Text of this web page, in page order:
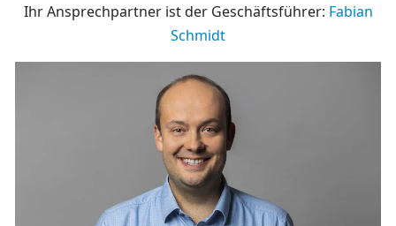
Ihr Ansprechpartner ist der Geschäftsführer: Fabian
Schmidt